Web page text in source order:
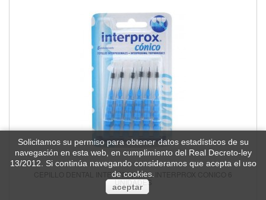
CEPILLO DENTAL INTERPROXIMAL INTERPROX CONICO 6
UNIDADES
Solicitamos su permiso para obtener datos estadísticos de su
navegación en esta web, en cumplimiento del Real Decreto-ley
13/2012. Si continúa navegando consideramos que acepta el uso
de cookies.
aceptar